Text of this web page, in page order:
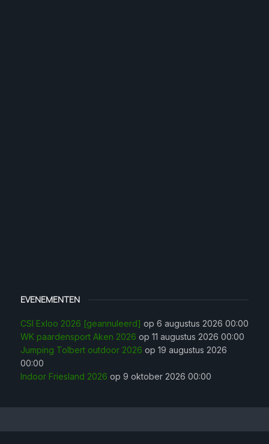
EVENEMENTEN
CSI Exloo 2026 [geannuleerd] op 6 augustus 2026 00:00
WK paardensport Aken 2026 op 11 augustus 2026 00:00
Jumping Tolbert outdoor 2026 op 19 augustus 2026
00:00
Indoor Friesland 2026 op 9 oktober 2026 00:00